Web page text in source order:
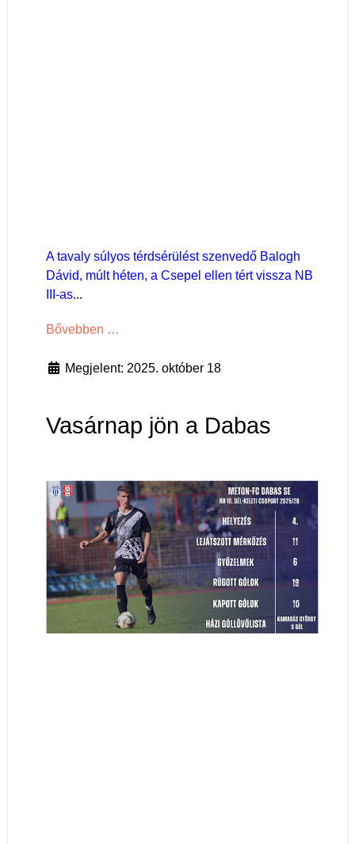
A tavaly súlyos térdsérülést szenvedő Balogh
Dávid, múlt héten, a Csepel ellen tért vissza NB
III-as...
Bővebben …
Megjelent: 2025. október 18
Vasárnap jön a Dabas